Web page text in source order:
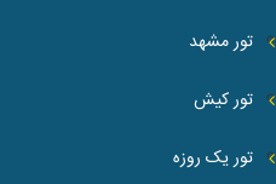
تور مشهد
تور کیش
تور یک روزه